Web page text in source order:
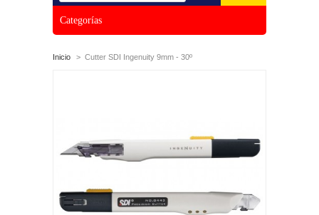
Categorías
Inicio > Cutter SDI Ingenuity 9mm - 30º